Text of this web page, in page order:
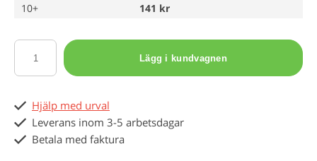
10+
141 kr
Lägg i kundvagnen
Hjälp med urval
Leverans inom 3-5 arbetsdagar
Betala med faktura